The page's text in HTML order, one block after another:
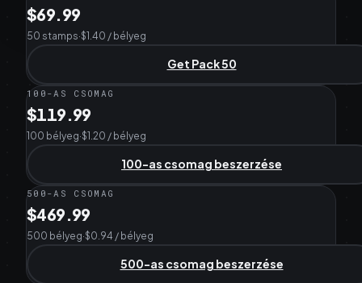
$69.99
50 stamps·$1.40 / bélyeg
Get Pack 50
100-AS CSOMAG
$119.99
100 bélyeg·$1.20 / bélyeg
100-as csomag beszerzése
500-AS CSOMAG
$469.99
500 bélyeg·$0.94 / bélyeg
500-as csomag beszerzése